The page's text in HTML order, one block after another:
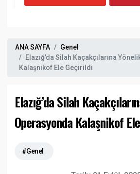
ANA SAYFA
Genel
Elazığ’da Silah Kaçakçılarına
Kalaşnikof Ele Geçirildi
Elazığ’da Silah
Operasyonda Kalaşnikof
#Genel